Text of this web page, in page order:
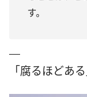
す。
「腐るほどある